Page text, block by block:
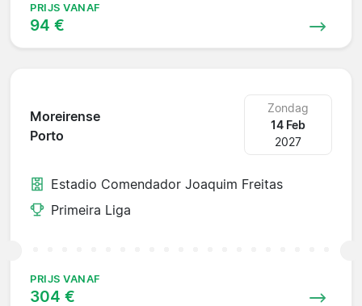
PRIJS VANAF
94 €
Moreirense
Porto
Zondag
14 Feb
2027
Estadio Comendador Joaquim Freitas
Primeira Liga
PRIJS VANAF
304 €